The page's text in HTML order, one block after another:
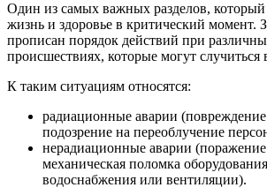
Один из самых важных разделов, который
жизнь и здоровье в критический момент.
прописан порядок действий при
происшествиях, которые могут случиться
К таким ситуациям относятся:
радиационные аварии
подозрение на переоблучение
нерадиационные аварии
механическая поломка
водоснабжения или вентиляции).